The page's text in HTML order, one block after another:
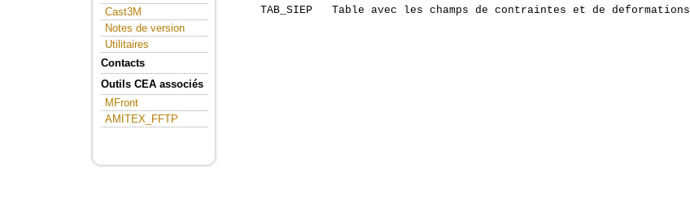
Cast3M
Notes de version
Utilitaires
Contacts
Outils CEA associés
MFront
AMITEX_FFTP
     TAB_SIEP   Table avec les champs de contraintes et de deformations